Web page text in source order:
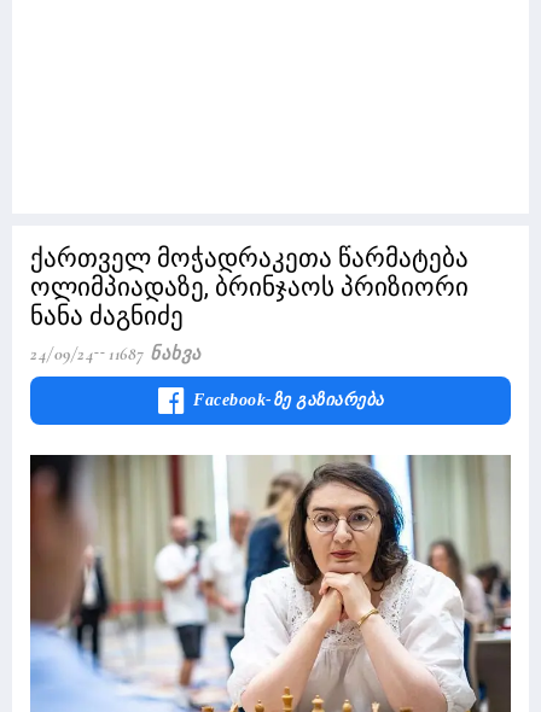
ქართველ მოჭადრაკეთა წარმატება
ოლიმპიადაზე, ბრინჯაოს პრიზიორი
ნანა ძაგნიძე
24/09/24 11687 Ნახვა
Facebook-Ზე Გაზიარება